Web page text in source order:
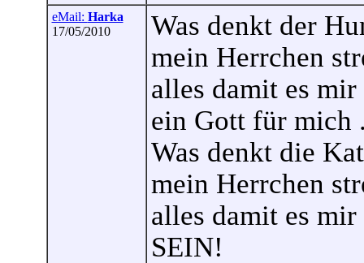
eMail: Harka
17/05/2010
Was denkt der
mein Herrchen
alles damit es
ein Gott für mich
Was denkt die
mein Herrchen
alles damit es
SEIN!